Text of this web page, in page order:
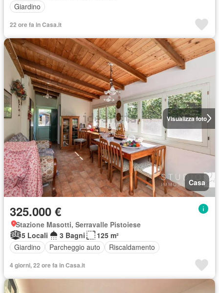
Giardino
22 ore fa in Casa.it
Visualizza foto
Casa
325.000 €
Stazione Masotti, Serravalle Pistoiese
5 Locali
3 Bagni
125 m²
Giardino
Parcheggio auto Riscaldamento
4 giorni, 22 ore fa in Casa.it